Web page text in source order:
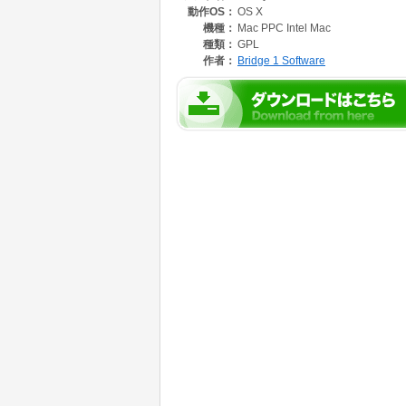
ォルダへ保存します。
動作環境
ユニバーサルバイナリ(Intel と PowerPC マシ
ユーザーライセンスについて
動作OS： OS X
機種： Mac PPC Intel Mac
種類： GPL
作者： Bridge 1 Software